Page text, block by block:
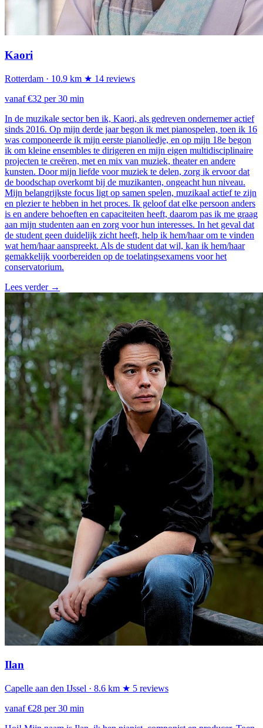
Kaori
Rotterdam · 10.9 km ★ 14 reviews
vanaf €32 per 30 min
In de muzikale sector ben ik, Kaori, als gedreven ondernemer actief
sinds 2016. Op mijn derde jaar begon ik met pianospelen, toen ik 16
was componeerde ik mijn eerste pianoliedje, en op mijn 18e begon
ik om kleine ensembles te dirigeren en mijn eigen multidisciplinaire
projecten te creëren, met en mix van muziek, theater en andere
kunsten. Door mijn liefde voor muziek te delen, zorg ik ervoor dat
de boodschap overkomt bij de muzikanten, ongeacht hun niveau.
Mijn belangrijkste focus ligt op samen spelen, muzikaal actief te zijn
en plezier te hebben in het proces. Ik geloof dat elke persoon anders
is en andere behoeften en capaciteiten heeft, daarom pas ik me graag
aan mijn studenten aan en zorg voor hun interesses. In het geval dat
de student geen duidelijk zicht heeft, help ik hem/haar om te vinden
wat hem/haar aanspreekt. Als de student dat wil, kan ik hem/haar
gemakkelijk voorbereiden op de toelatingsexamens voor het
conservatorium.
Lees verder →
Ilan
Capelle aan den IJssel · 8.6 km ★ 5 reviews
vanaf €28 per 30 min